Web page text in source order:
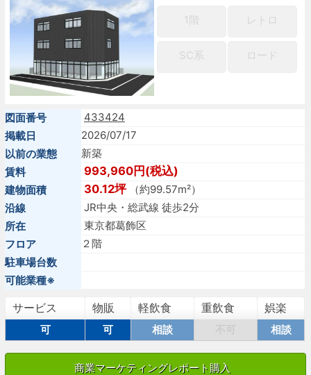
1階 レトロ
SC系 ロード
図面番号
433424
掲載日
2026/07/17
以前の業態
新築
賃料
993,960円(税込)
建物面積 30.12坪（約99.57m²）
沿線
JR中央・総武線 徒歩2分
所在
東京都葛飾区
フロア
２階
駐車場台数
可能業種※
サービス 物販 軽飲食 重飲食 娯楽
可 可 相談 相談
商業マーケティングレポート購入